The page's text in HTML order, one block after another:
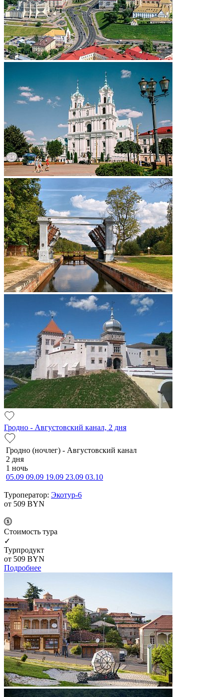
Гродно - Августовский канал, 2 дня
Гродно (ночлег) - Августовский канал
2 дня
1 ночь
05.09 09.09 19.09 23.09 03.10
Туроператор: Экотур-6
от 509 BYN
Cтоимость тура
✓
Турпродукт
от 509 BYN
Подробнее